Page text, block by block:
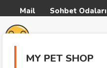
Mail Sohbet Odaları
MY PET SHOP